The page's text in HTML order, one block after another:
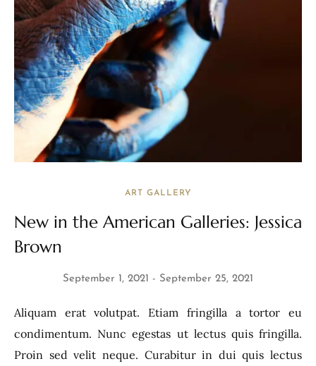
ART GALLERY
New in the American Galleries: Jessica
Brown
September 1, 2021 September 25, 2021
Aliquam erat volutpat. Etiam fringilla a tortor eu
condimentum. Nunc egestas ut lectus quis fringilla.
Proin sed velit neque. Curabitur in dui quis lectus